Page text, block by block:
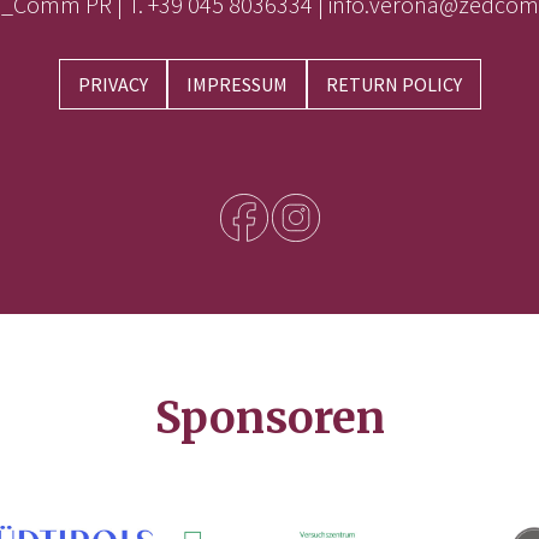
PRIVACY IMPRESSUM RETURN POLICY
Sponsoren